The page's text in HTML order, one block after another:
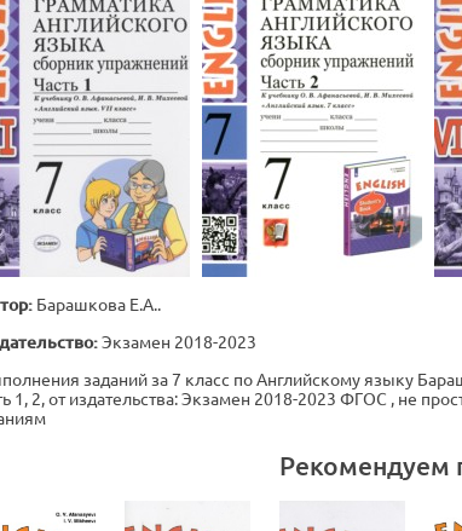
Барашкова Е.А..
Экзамен 2018-2023
заданий за 7 класс по Английскому языку
1, 2, от издательства: Экзамен 2018-2023 ФГОС , не
Рекомендуем